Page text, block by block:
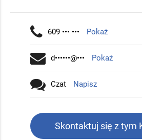
609 ••• ••• Pokaż
d••••••@••• Pokaż
Czat Napisz
Skontaktuj się z tym